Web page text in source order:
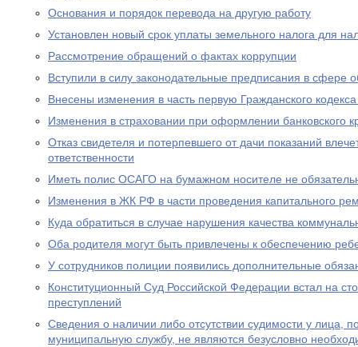
Основания и порядок перевода на другую работу
Установлен новый срок уплаты земельного налога для
Рассмотрение обращений о фактах коррупции
Вступили в силу законодательные предписания в сфере
Внесены изменения в часть первую Гражданского
Изменения в страховании при оформлении банковского
Отказ свидетеля и потерпевшего от дачи показаний
ответственности
Иметь полис ОСАГО на бумажном носителе не
Изменения в ЖК РФ в части проведения капитального
Куда обратиться в случае нарушения качества
Оба родителя могут быть привлечены к обеспечению
У сотрудников полиции появились дополнительные
Конституционный Суд Российской Федерации встал на
преступлений
Сведения о наличии либо отсутствии судимости у лица,
муниципальную службу, не являются безусловно